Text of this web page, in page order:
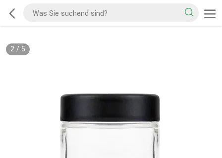
2/ 5